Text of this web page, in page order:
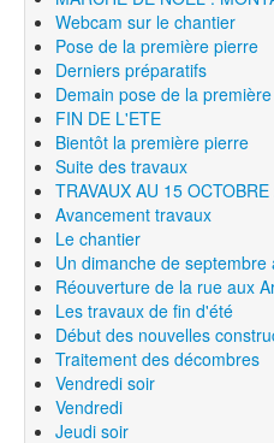
Webcam sur le chantier
Pose de la première pierre
Derniers préparatifs
Demain pose de la
FIN DE L'ETE
Bientôt la première pierre
Suite des travaux
TRAVAUX AU 15
Avancement travaux
Le chantier
Un dimanche de
Réouverture de la rue aux
Les travaux de fin d'été
Début des nouvelles
Traitement des décombres
Vendredi soir
Vendredi
Jeudi soir